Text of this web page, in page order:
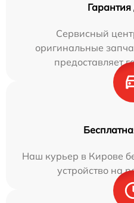
Гарантия
Сервисный
оригинальные
предоставляет
Наш курьер в Кирове
устройство на